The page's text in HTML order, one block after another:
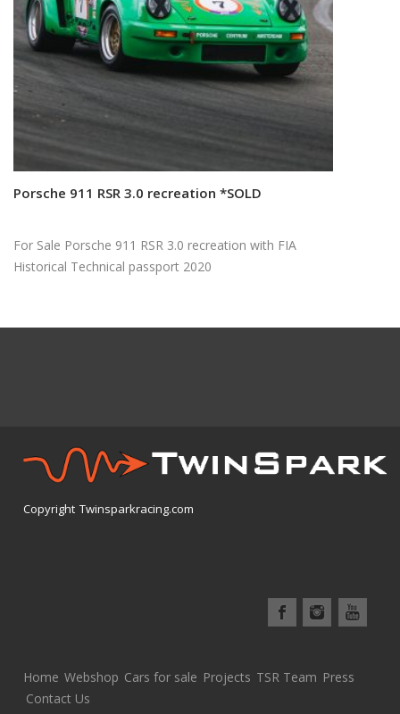
Read more
Porsche 911 RSR 3.0 recreation *SOLD
For Sale Porsche 911 RSR 3.0 recreation with FIA
Historical Technical passport 2020
Copyright Twinsparkracing.com
Home Webshop Cars for sale Projects TSR Team Press
Contact Us